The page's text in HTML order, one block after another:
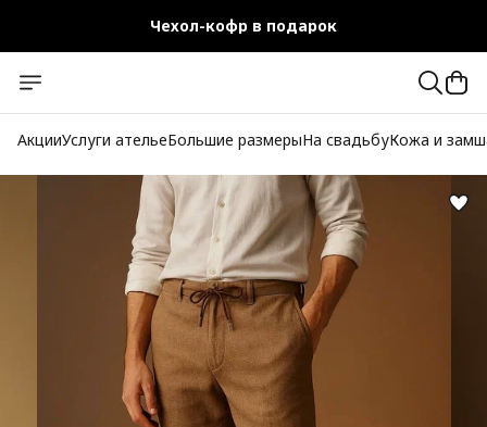
Чехол-кофр в подарок
Бесплатная доставка при заказе от 10 000 руб.
АкцииУслуги ательеБольшие размерыНа свадьбуКожа и